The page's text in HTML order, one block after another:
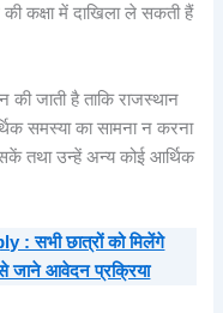
कक्षा में दाखिला ले सकती हैं
की जाती है ताकि राजस्थान
समस्या का सामना न करना
तथा उन्हें अन्य कोई आर्थिक
सभी छात्रों को मिलेंगे
से जाने आवेदन प्रक्रिया